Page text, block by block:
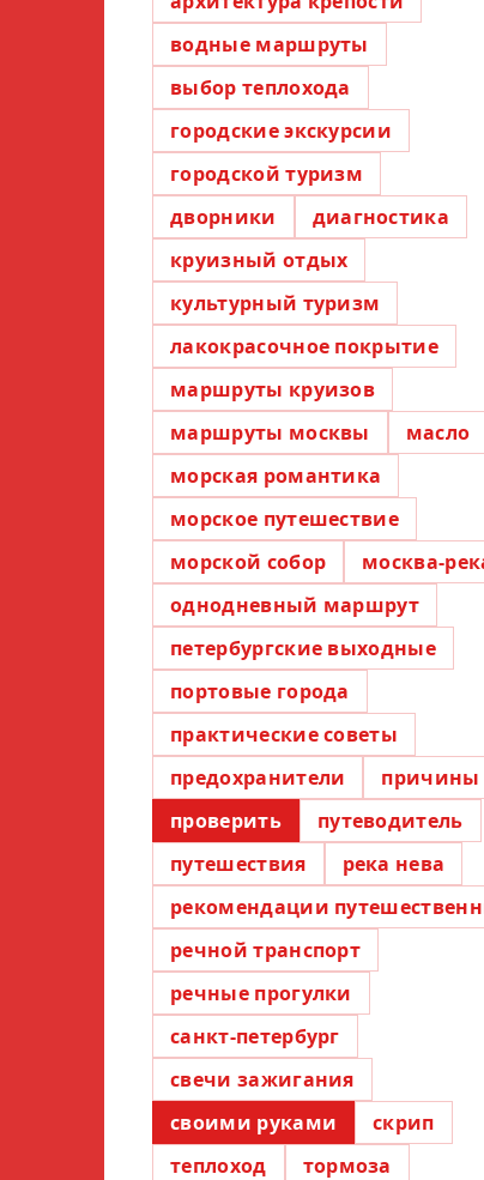
водные маршруты
выбор теплохода
городские экскурсии
городской туризм
дворники
диагностика
круизный отдых
культурный туризм
лакокрасочное покрытие
маршруты круизов
маршруты москвы
масло
морская романтика
морское путешествие
морской собор
москва-
однодневный маршрут
петербургские выходные
портовые города
практические советы
предохранители
причины
проверить
путеводитель
путешествия
река нева
рекомендации
речной транспорт
речные прогулки
санкт-петербург
свечи зажигания
своими руками
скрип
теплоход
тормоза